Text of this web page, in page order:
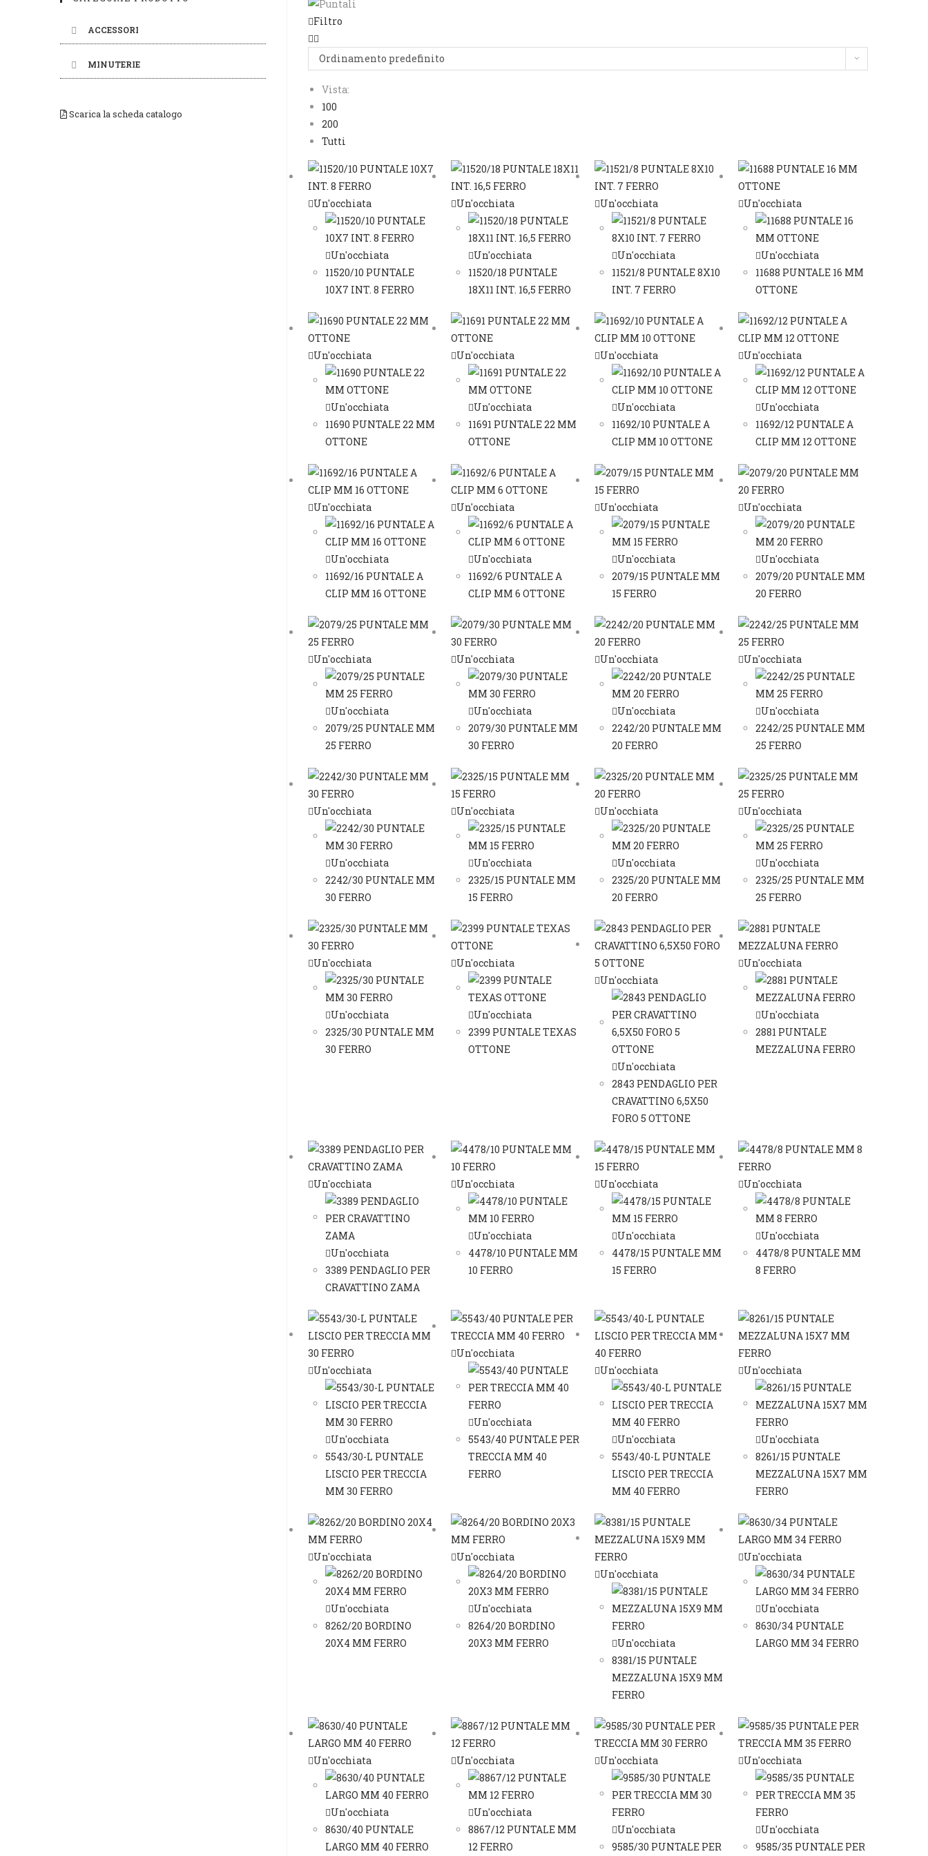
Filtro
Ordinamento predefinito
Vista:
100
200
Tutti
Un'occhiata
Un'occhiata
11520/10 PUNTALE
10X7 INT. 8 FERRO
Un'occhiata
Un'occhiata
11520/18 PUNTALE
18X11 INT. 16,5 FERRO
Un'occhiata
Un'occhiata
11521/8 PUNTALE 8X10
INT. 7 FERRO
Un'occhiata
Un'occhiata
11688 PUNTALE 16 MM
OTTONE
Un'occhiata
Un'occhiata
11690 PUNTALE 22 MM
OTTONE
Un'occhiata
Un'occhiata
11691 PUNTALE 22 MM
OTTONE
Un'occhiata
Un'occhiata
11692/10 PUNTALE A
CLIP MM 10 OTTONE
Un'occhiata
Un'occhiata
11692/12 PUNTALE A
CLIP MM 12 OTTONE
Un'occhiata
Un'occhiata
11692/16 PUNTALE A
CLIP MM 16 OTTONE
Un'occhiata
Un'occhiata
11692/6 PUNTALE A
CLIP MM 6 OTTONE
Un'occhiata
Un'occhiata
2079/15 PUNTALE MM
15 FERRO
Un'occhiata
Un'occhiata
2079/20 PUNTALE MM
20 FERRO
Un'occhiata
Un'occhiata
2079/25 PUNTALE MM
25 FERRO
Un'occhiata
Un'occhiata
2079/30 PUNTALE MM
30 FERRO
Un'occhiata
Un'occhiata
2242/20 PUNTALE MM
20 FERRO
Un'occhiata
Un'occhiata
2242/25 PUNTALE MM
25 FERRO
Un'occhiata
Un'occhiata
2242/30 PUNTALE MM
30 FERRO
Un'occhiata
Un'occhiata
2325/15 PUNTALE MM
15 FERRO
Un'occhiata
Un'occhiata
2325/20 PUNTALE MM
20 FERRO
Un'occhiata
Un'occhiata
2325/25 PUNTALE MM
25 FERRO
Un'occhiata
Un'occhiata
2325/30 PUNTALE MM
30 FERRO
Un'occhiata
Un'occhiata
2399 PUNTALE TEXAS
OTTONE
Un'occhiata
Un'occhiata
2843 PENDAGLIO PER
CRAVATTINO 6,5X50
FORO 5 OTTONE
Un'occhiata
Un'occhiata
2881 PUNTALE
MEZZALUNA FERRO
Un'occhiata
Un'occhiata
3389 PENDAGLIO PER
CRAVATTINO ZAMA
Un'occhiata
Un'occhiata
4478/10 PUNTALE MM
10 FERRO
Un'occhiata
Un'occhiata
4478/15 PUNTALE MM
15 FERRO
Un'occhiata
Un'occhiata
4478/8 PUNTALE MM
8 FERRO
Un'occhiata
Un'occhiata
5543/30-L PUNTALE
LISCIO PER TRECCIA
MM 30 FERRO
Un'occhiata
Un'occhiata
5543/40 PUNTALE PER
TRECCIA MM 40
FERRO
Un'occhiata
Un'occhiata
5543/40-L PUNTALE
LISCIO PER TRECCIA
MM 40 FERRO
Un'occhiata
Un'occhiata
8261/15 PUNTALE
MEZZALUNA 15X7 MM
FERRO
Un'occhiata
Un'occhiata
8262/20 BORDINO
20X4 MM FERRO
Un'occhiata
Un'occhiata
8264/20 BORDINO
20X3 MM FERRO
Un'occhiata
Un'occhiata
8381/15 PUNTALE
MEZZALUNA 15X9 MM
FERRO
Un'occhiata
Un'occhiata
8630/34 PUNTALE
LARGO MM 34 FERRO
Un'occhiata
Un'occhiata
8630/40 PUNTALE
LARGO MM 40 FERRO
Un'occhiata
Un'occhiata
8867/12 PUNTALE MM
12 FERRO
Un'occhiata
Un'occhiata
9585/30 PUNTALE PER
Un'occhiata
Un'occhiata
9585/35 PUNTALE PER
ACCESSORI
MINUTERIE
Scarica la scheda catalogo